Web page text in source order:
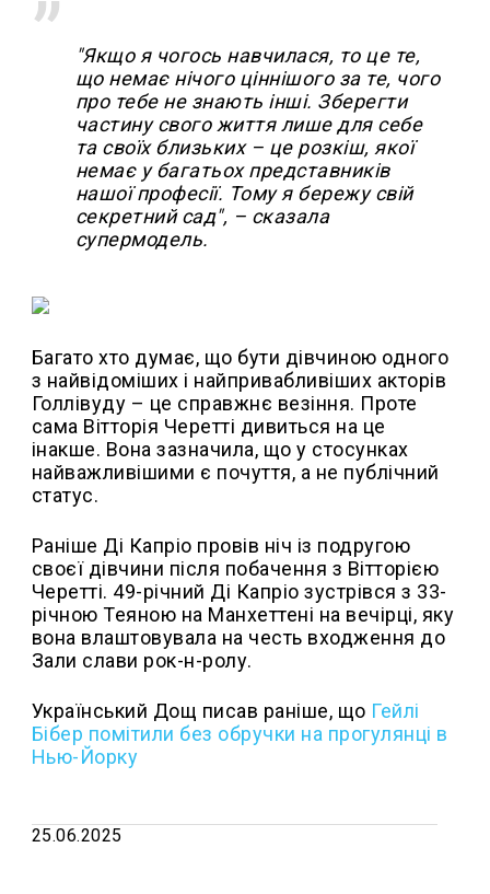
"Якщо я чогось навчилася, то це те,
що немає нічого ціннішого за те, чого
про тебе не знають інші. Зберегти
частину свого життя лише для себе
та своїх близьких – це розкіш, якої
немає у багатьох представників
нашої професії. Тому я бережу свій
секретний сад", – сказала
супермодель.
Багато хто думає, що бути дівчиною одного
з найвідоміших і найпривабливіших акторів
Голлівуду – це справжнє везіння. Проте
сама Вітторія Черетті дивиться на це
інакше. Вона зазначила, що у стосунках
найважливішими є почуття, а не публічний
статус.
Раніше Ді Капріо провів ніч із подругою
своєї дівчини після побачення з Вітторією
Черетті. 49-річний Ді Капріо зустрівся з 33-
річною Теяною на Манхеттені на вечірці, яку
вона влаштовувала на честь входження до
Зали слави рок-н-ролу.
Український Дощ писав раніше, що Гейлі
Бібер помітили без обручки на прогулянці в
Нью-Йорку
25.06.2025